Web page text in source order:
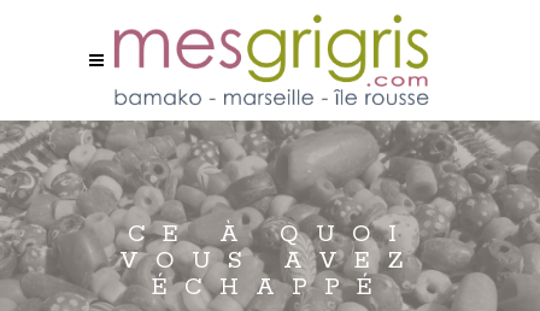
CE À QUOI
VOUS AVEZ
ÉCHAPPÉ